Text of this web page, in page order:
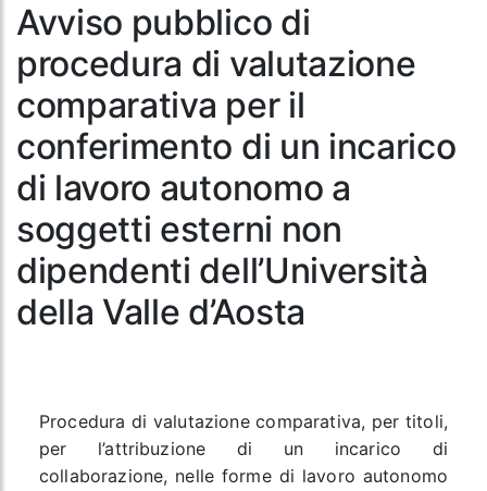
Avviso pubblico di
procedura di valutazione
comparativa per il
conferimento di un incarico
di lavoro autonomo a
soggetti esterni non
dipendenti dell’Università
della Valle d’Aosta
Procedura di valutazione comparativa, per titoli,
per l’attribuzione di un incarico di
collaborazione, nelle forme di lavoro autonomo